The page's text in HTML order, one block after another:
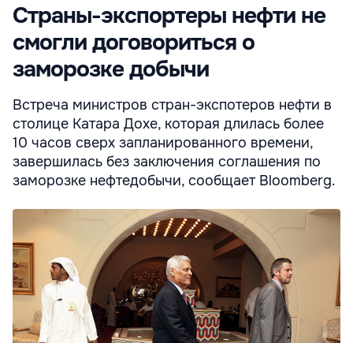
Страны-экспортеры нефти не
смогли договориться о
заморозке добычи
Встреча министров стран-экспотеров нефти в
столице Катара Дохе, которая длилась более
10 часов сверх запланированного времени,
завершилась без заключения соглашения по
заморозке нефтедобычи, сообщает Bloomberg.